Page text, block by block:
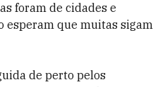
foram de cidades e
esperam que muitas sigam
de perto pelos